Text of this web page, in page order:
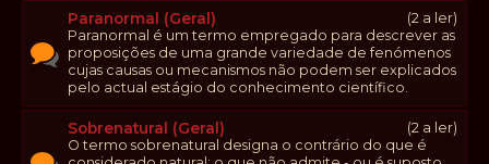
Paranormal (Geral)
(2 a ler)
Paranormal é um termo empregado para descrever as
proposições de uma grande variedade de fenómenos
cujas causas ou mecanismos não podem ser explicados
pelo actual estágio do conhecimento científico.
Sobrenatural (Geral)
(2 a ler)
O termo sobrenatural designa o contrário do que é